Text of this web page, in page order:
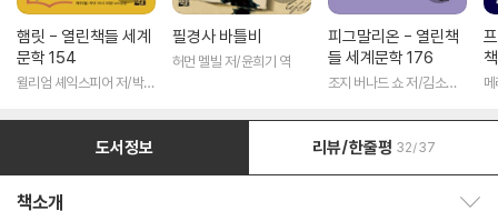
햄릿 - 열린책들 세계
문학 154
윌리엄 셰익스피어 저/박우
필경사 바틀비
허먼 멜빌 저/윤희기 역
피그말리온 - 열린책
들 세계문학 176
조지 버나드 쇼 저/김소임
도서정보 리뷰/한줄평 32/37
책소개